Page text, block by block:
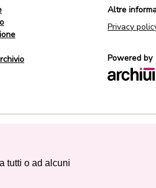
Altre
Privacy
Powered by
tutti o ad alcuni